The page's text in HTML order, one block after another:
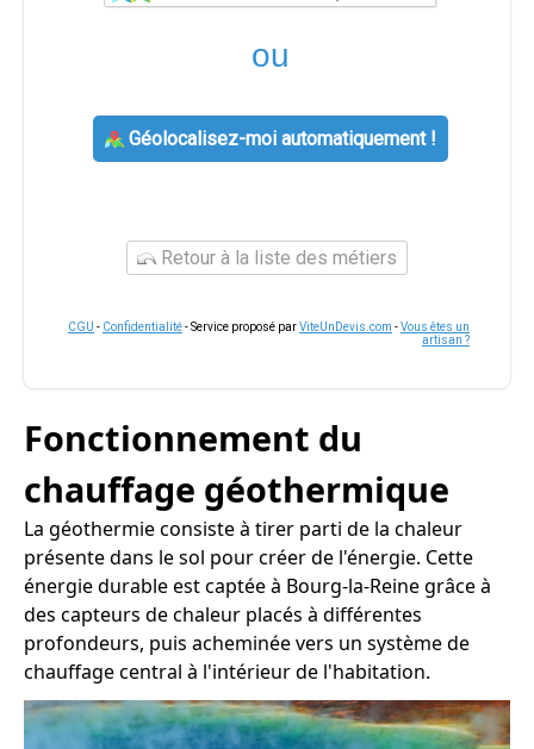
ou
Géolocalisez-moi automatiquement !
Retour à la liste des métiers
CGU - Confidentialité- Service proposé parViteUnDevis.com -Vous êtes un
artisan ?
Fonctionnement du
chauffage géothermique
La géothermie consiste à tirer parti de la chaleur
présente dans le sol pour créer de l'énergie. Cette
énergie durable est captée à Bourg-la-Reine grâce à
des capteurs de chaleur placés à différentes
profondeurs, puis acheminée vers un système de
chauffage central à l'intérieur de l'habitation.